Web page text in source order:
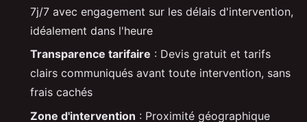
7j/7 avec engagement sur les délais d'intervention,
idéalement dans l'heure
Transparence tarifaire : Devis gratuit et tarifs
clairs communiqués avant toute intervention, sans
frais cachés
Zone d'intervention : Proximité géographique